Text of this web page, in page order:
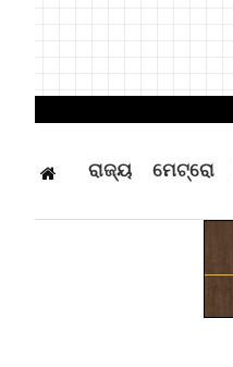
ରାଜ୍ୟ ମେଟ୍ରୋ